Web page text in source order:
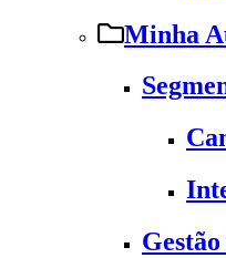
Minha